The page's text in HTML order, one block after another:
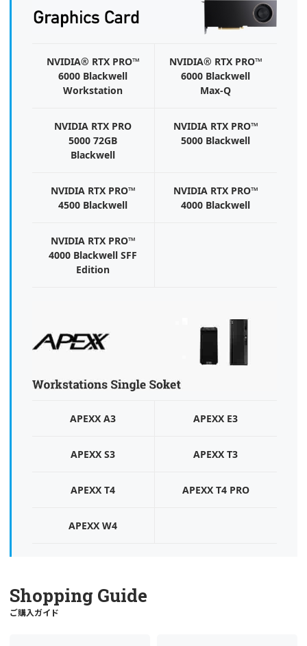
NVIDIA® RTX PRO™
6000 Blackwell
Workstation
NVIDIA® RTX PRO™
6000 Blackwell
Max-Q
NVIDIA RTX PRO
5000 72GB
Blackwell
NVIDIA RTX PRO™
5000 Blackwell
NVIDIA RTX PRO™
4500 Blackwell
NVIDIA RTX PRO™
4000 Blackwell
NVIDIA RTX PRO™
4000 Blackwell SFF
Edition
APEXX A3 APEXX E3
APEXX S3 APEXX T3
APEXX T4 APEXX T4 PRO
APEXX W4
Shopping Guide
ご購入ガイド